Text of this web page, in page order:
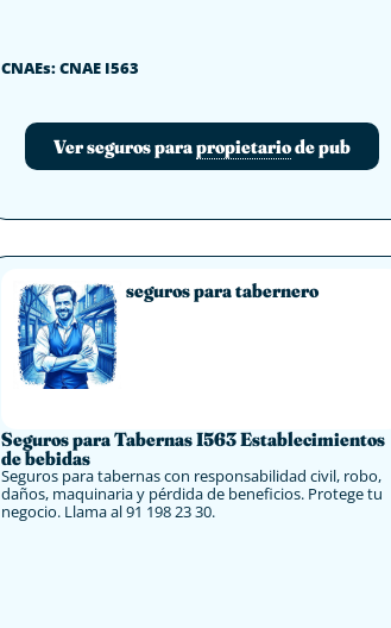
CNAEs: CNAE I563
Ver seguros parapropietariode pub
seguros para tabernero
Seguros para Tabernas I563 Establecimientos
de bebidas
Seguros para tabernas con responsabilidad civil, robo,
daños, maquinaria y pérdida de beneficios. Protege tu
negocio. Llama al 91 198 23 30.